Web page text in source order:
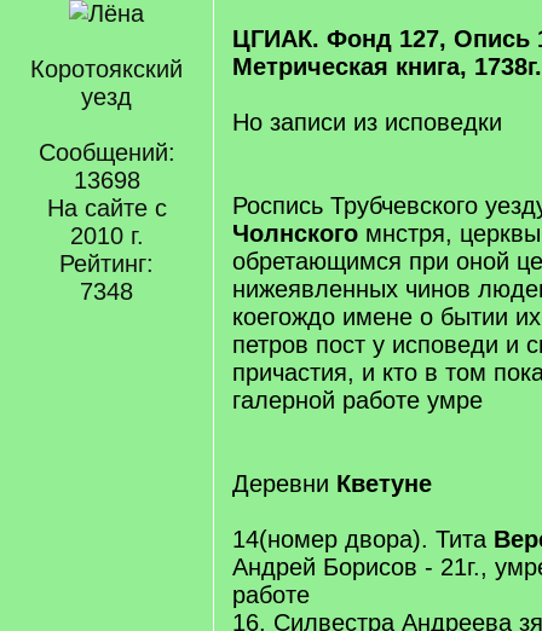
Коротоякский
уезд
Сообщений:
13698
На сайте с
2010 г.
Рейтинг:
7348
ЦГИАК. Фонд 127, Опись
Метрическая книга, 1738г.
Но записи из исповедки
Роспись Трубчевского
Чолнского мнстря,
обретающимся при оной
нижеявленных чинов
коегождо имене о бытии
петров пост у исповеди и
причастия, и кто в том
галерной работе умре
Деревни Кветуне
14(номер двора). Тита
Андрей Борисов - 21г.,
работе
16. Силвестра Андреева